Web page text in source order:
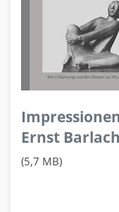
Ernst Barlach
(5,7 MB)